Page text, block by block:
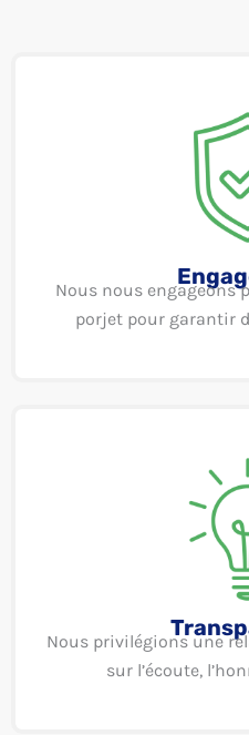
Nous nous engageons
porjet pour garantir
Nous privilégions une
sur l’écoute,